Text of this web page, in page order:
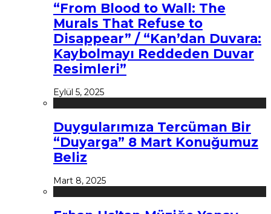
“From Blood to Wall: The
Murals That Refuse to
Disappear” / “Kan’dan Duvara:
Kaybolmayı Reddeden Duvar
Resimleri”
Eylül 5, 2025
Duygularımıza Tercüman Bir
“Duyarga” 8 Mart Konuğumuz
Beliz
Mart 8, 2025